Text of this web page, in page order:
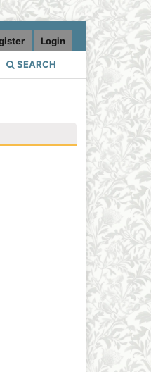
SEARCH
Login